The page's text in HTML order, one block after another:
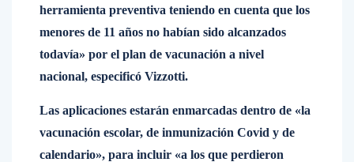
herramienta preventiva teniendo en cuenta que los
menores de 11 años no habían sido alcanzados
todavía» por el plan de vacunación a nivel
nacional, especificó Vizzotti.
Las aplicaciones estarán enmarcadas dentro de «la
vacunación escolar, de inmunización Covid y de
calendario», para incluir «a los que perdieron